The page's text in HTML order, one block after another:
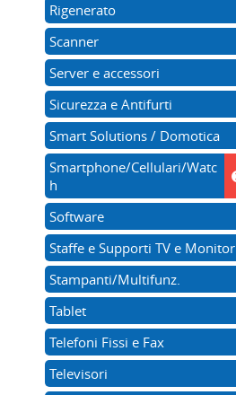
Rigenerato
Scanner
Server e accessori
Sicurezza e Antifurti
Smart Solutions / Domotica
Smartphone/Cellulari/Watc
h
Software
Staffe e Supporti TV e Monitor
Stampanti/Multifunz.
Tablet
Telefoni Fissi e Fax
Televisori